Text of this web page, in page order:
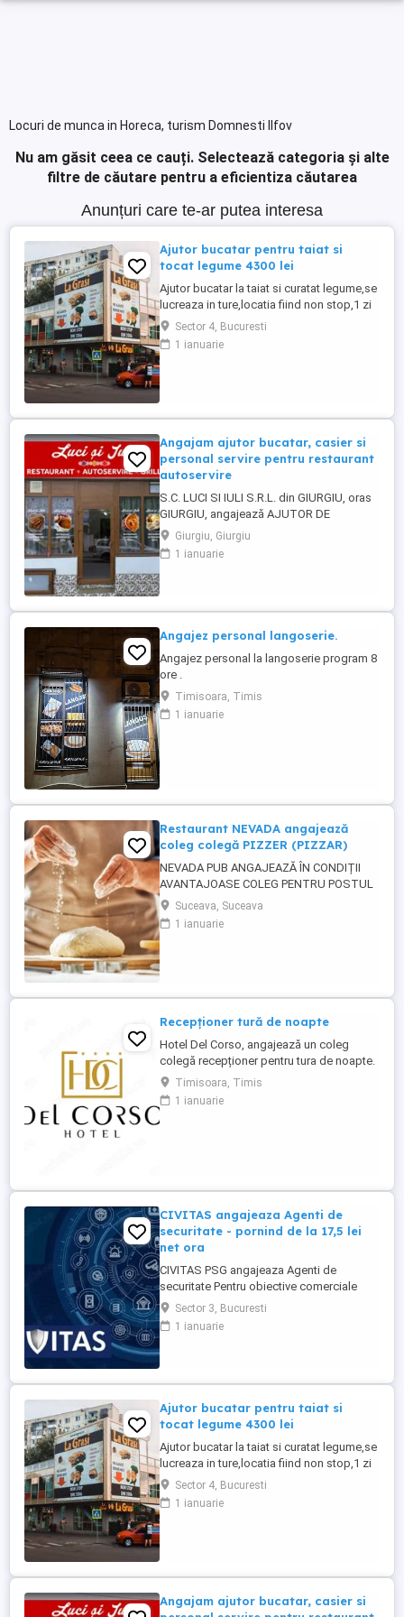
Locuri de munca in Horeca, turism Domnesti Ilfov
Nu am găsit ceea ce cauți. Selectează categoria și alte
filtre de căutare pentru a eficientiza căutarea
Anunțuri care te-ar putea interesa
Ajutor bucatar pentru taiat si
tocat legume 4300 lei
Ajutor bucatar la taiat si curatat legume,se
lucreaza in ture,locatia fiind non stop,1 zi
da 1 zi nu,locatia se afla in sectorul 4,se
acorda 1 masa calda zilnic,cartieru
Berceni,cu experienta salariul 4300 lei net
Sector 4, Bucuresti
1 ianuarie
Angajam ajutor bucatar, casier si
personal servire pentru restaurant
autoservire
S.C. LUCI SI IULI S.R.L. din GIURGIU, oras
GIURGIU, angajează AJUTOR DE
BUCĂTAR, CASIER ȘI PERSONAL SERVIRE
pentru RESTAURANT AUTOSERVIRE:
Detalii salariu la telefon Program de lucru
întotdeauna la timp (avans si lichidare) ...
Giurgiu, Giurgiu
1 ianuarie
Angajez personal langoserie.
Angajez personal la langoserie program 8
ore .
Timisoara, Timis
1 ianuarie
Restaurant NEVADA angajează
coleg colegă PIZZER (PIZZAR)
NEVADA PUB ANGAJEAZĂ ÎN CONDIȚII
AVANTAJOASE COLEG PENTRU POSTUL
DE PIZZER (PIZZAR). CĂUTĂM UN COLEG
CARE A MAI LUCRAT ÎN DOMENIU, CU
EXPERIENTĂ ÎN PERPARAREA PIZZA.
rețetar; - persoană curată, ...
Suceava, Suceava
1 ianuarie
Recepționer tură de noapte
Hotel Del Corso, angajează un coleg
colegă recepționer pentru tura de noapte.
Responsabilități: - cunoașterea imbii
engleze obligatorie; - ture: 2 ture de 12h, 2
zile libere, doar de noapte; - să fii o
Timisoara, Timis
1 ianuarie
CIVITAS angajeaza Agenti de
securitate - pornind de la 17,5 lei
net ora
CIVITAS PSG angajeaza Agenti de
securitate Pentru obiective comerciale
(magazine de haine din mall-urile din
Bucuresti) CONTACT: apel la numarul din
anunt Locatia: Park Lake, metrou Dristor
Garantam Salariu, program, ...
Sector 3, Bucuresti
1 ianuarie
Ajutor bucatar pentru taiat si
tocat legume 4300 lei
Ajutor bucatar la taiat si curatat legume,se
lucreaza in ture,locatia fiind non stop,1 zi
da 1 zi nu,locatia se afla in sectorul 4,se
acorda 1 masa calda zilnic,cartieru
Berceni,cu experienta salariul 4300 lei net
Sector 4, Bucuresti
1 ianuarie
Angajam ajutor bucatar, casier si